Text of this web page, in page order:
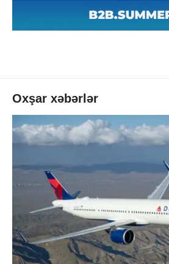
Oxşar xəbərlər